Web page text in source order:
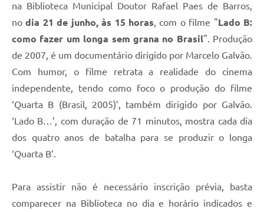
Junta de Serviço Militar
NFSE
na Biblioteca Municipal Doutor Rafael Paes de Barros,
nodia 21 de junho, às 15 horas, com o filme "Lado B:
como fazer um longa sem grana no Brasil". Produção
de 2007, é um documentário dirigido por Marcelo Galvão.
Com humor, o filme retrata a realidade do cinema
independente, tendo como foco o produção do filme
‘Quarta B (Brasil, 2005)’, também dirigido por Galvão.
‘Lado B…’, com duração de 71 minutos, mostra cada dia
dos quatro anos de batalha para se produzir o longa
‘Quarta B’.
Para assistir não é necessário inscrição prévia, basta
comparecer na Biblioteca no dia e horário indicados e